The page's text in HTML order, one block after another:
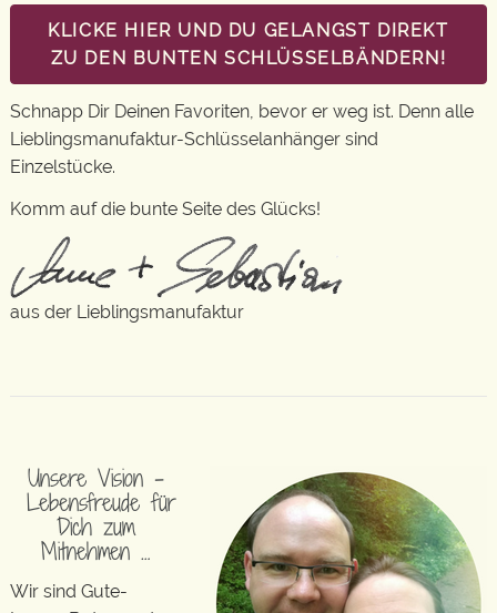
KLICKE HIER UND DU GELANGST DIREKT
ZU DEN BUNTEN SCHLÜSSELBÄNDERN!
Schnapp Dir Deinen Favoriten, bevor er weg ist. Denn alle
Lieblingsmanufaktur-Schlüsselanhänger sind
Einzelstücke.
Komm auf die bunte Seite des Glücks!
aus der Lieblingsmanufaktur
Unsere Vision –
Lebensfreude für
Dich zum
Mitnehmen …
Wir sind Gute-